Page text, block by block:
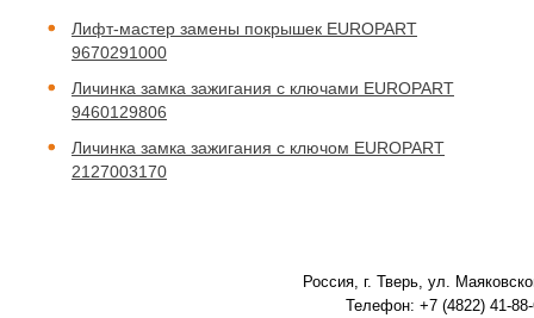
Лифт-мастер замены покрышек EUROPART
9670291000
Личинка замка зажигания с ключами EUROPART
9460129806
Личинка замка зажигания с ключом EUROPART
2127003170
Россия, г. Тверь, ул.
Телефон: +7 (4822) 41-